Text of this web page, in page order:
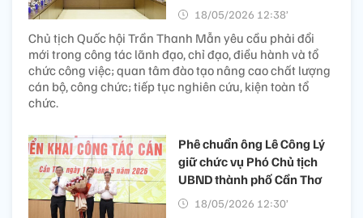
18/05/2026 12:38’
Chủ tịch Quốc hội Trần Thanh Mẫn yêu cầu phải đổi
mới trong công tác lãnh đạo, chỉ đạo, điều hành và tổ
chức công việc; quan tâm đào tạo nâng cao chất lượng
cán bộ, công chức; tiếp tục nghiên cứu, kiện toàn tổ
chức.
Phê chuẩn ông Lê Công Lý
giữ chức vụ Phó Chủ tịch
UBND thành phố Cần Thơ
18/05/2026 12:30’